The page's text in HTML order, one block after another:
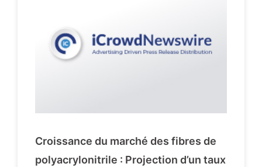
Croissance du marché des fibres de
polyacrylonitrile : Projection d’un taux